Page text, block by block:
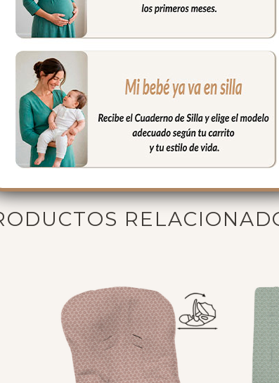
más allá: la tapa del saco se transforma en una
mercado
nocivas. El encanto del sur de Francia para los